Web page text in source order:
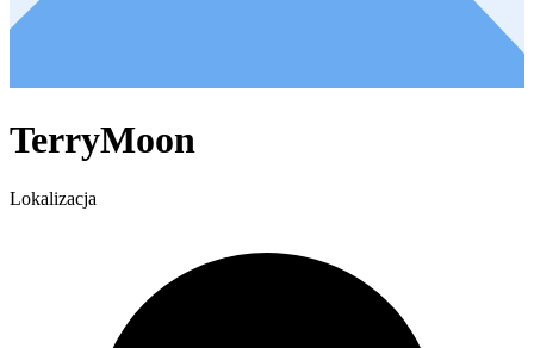
TerryMoon
Lokalizacja